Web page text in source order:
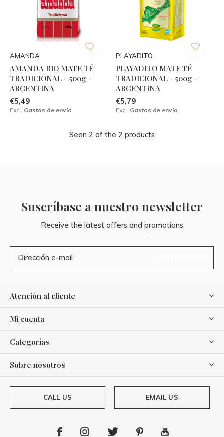
AMANDA
AMANDA BIO MATE TÉ
TRADICIONAL - 500g -
ARGENTINA
€5,49
Excl. Gastos de envío
PLAYADITO
PLAYADITO MATE TÉ
TRADICIONAL - 500g -
ARGENTINA
€5,79
Excl. Gastos de envío
Seen 2 of the 2 products
Suscríbase a nuestro newsletter
Receive the latest offers and promotions
Atención al cliente
Mi cuenta
Categorías
Sobre nosotros
CALL US EMAIL US